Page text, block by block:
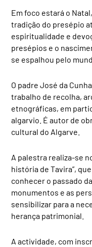
Em foco estará o
tradição do presépio
espiritualidade e
presépios e o
se espalhou pelo
O padre José da
trabalho de recolha,
etnográficas, em
algarvio. É autor de
cultural do Algarve.
A palestra realiza-se
história de Tavira”,
conhecer o passado
monumentos e as
sensibilizar para a
herança patrimonial.
A actividade, com